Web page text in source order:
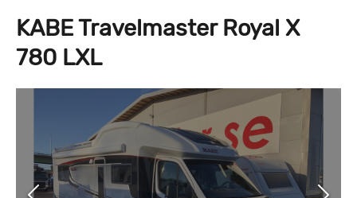
KABE Travelmaster Royal X
780 LXL